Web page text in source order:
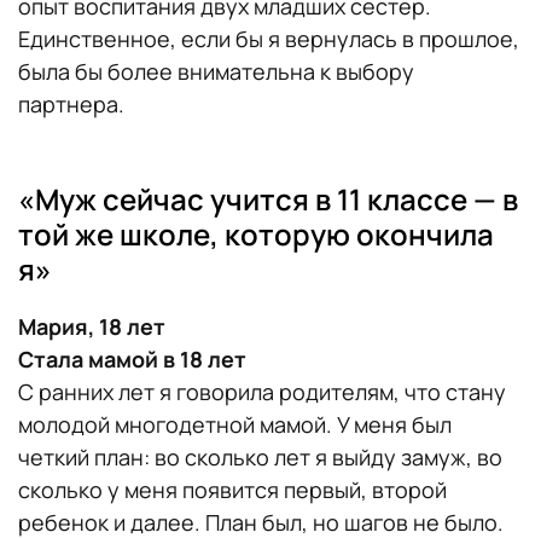
Единственное, если бы я вернулась в прошлое,
была бы более внимательна к выбору
партнера.
«Муж сейчас учится в 11 классе — в
той же школе, которую окончила
я»
Мария, 18 лет
Стала мамой в 18 лет
С ранних лет я говорила родителям, что стану
молодой многодетной мамой. У меня был
четкий план: во сколько лет я выйду замуж, во
сколько у меня появится первый, второй
ребенок и далее. План был, но шагов не было.